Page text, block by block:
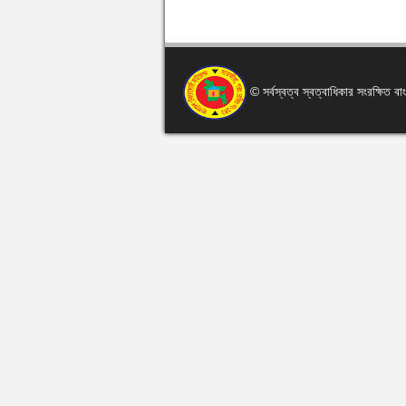
© সর্বস্বত্ব স্বত্বাধিকার সংরক্ষিত